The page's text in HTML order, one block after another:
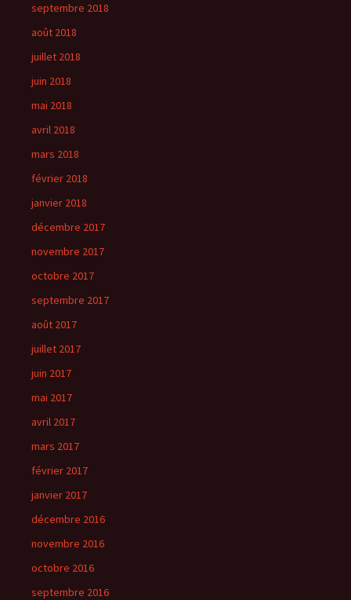
septembre 2018
août 2018
juillet 2018
juin 2018
mai 2018
avril 2018
mars 2018
février 2018
janvier 2018
décembre 2017
novembre 2017
octobre 2017
septembre 2017
août 2017
juillet 2017
juin 2017
mai 2017
avril 2017
mars 2017
février 2017
janvier 2017
décembre 2016
novembre 2016
octobre 2016
septembre 2016